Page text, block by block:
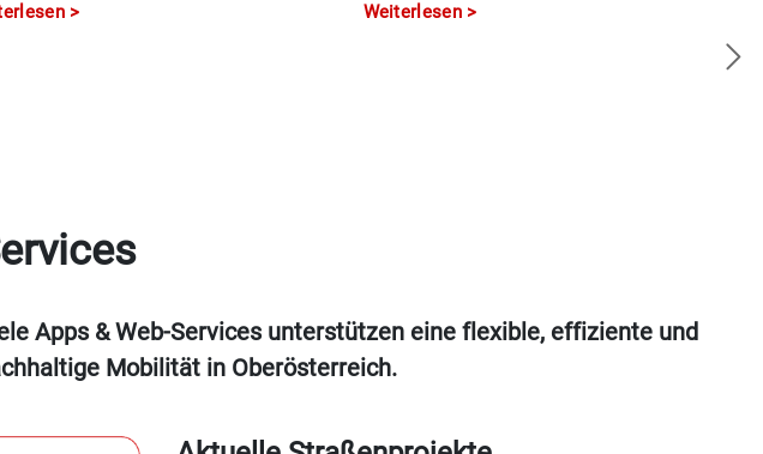
Weiterlesen
Apps & Web-Services unterstützen eine flexible, effiziente und
Mobilität in Oberösterreich.